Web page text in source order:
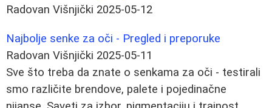
Radovan Višnjički 2025-05-12
Najbolje senke za oči - Pregled i preporuke
Radovan Višnjički 2025-05-11
Sve što treba da znate o senkama za oči - testirali
smo različite brendove, palete i pojedinačne